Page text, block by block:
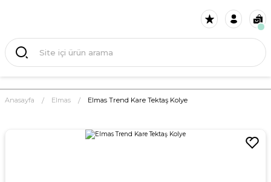
Anasayfa Elmas Elmas Trend Kare Tektaş Kolye